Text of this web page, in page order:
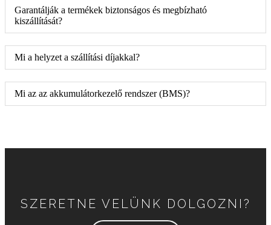
Garantálják a termékek biztonságos és megbízható
kiszállítását?
Mi a helyzet a szállítási díjakkal?
Mi az az akkumulátorkezelő rendszer (BMS)?
SZERETNE VELÜNK DOLGOZNI?